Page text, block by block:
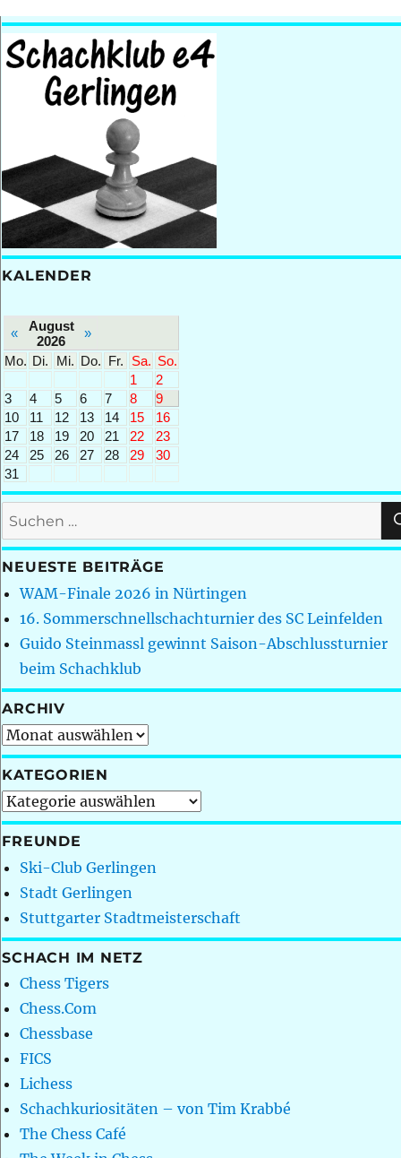
KALENDER
«
August
2026
»
Mo. Di. Mi. Do. Fr. Sa. So.
1
2
3
4 5 6 7 8
9
10
11 12 13 14 15
16
17
18 19 20 21 22
23
24
25 26 27 28 29
30
31
Suchen
nach:
NEUESTE BEITRÄGE
WAM-Finale 2026 in Nürtingen
16. Sommerschnellschachturnier des SC Leinfelden
Guido Steinmassl gewinnt Saison-Abschlussturnier
beim Schachklub
ARCHIV
Archiv
KATEGORIEN
Kategorien
FREUNDE
Ski-Club Gerlingen
Stadt Gerlingen
Stuttgarter Stadtmeisterschaft
SCHACH IM NETZ
Chess Tigers
Chess.Com
Chessbase
FICS
Lichess
Schachkuriositäten – von Tim Krabbé
The Chess Café